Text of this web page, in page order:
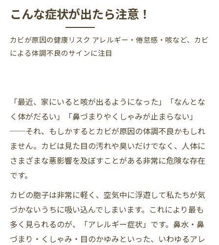
こんな症状が出たら注意！
カビが原因の健康リスク アレルギー・倦怠感・咳など、カビ
による体調不良のサインに注目
「最近、家にいると咳が出るようになった」「なんとな
く体がだるい」「鼻づまりやくしゃみが止まらない」
──それ、もしかするとカビが原因の体調不良かもしれ
ません。カビは見た目の汚れや臭いだけでなく、人体に
さまざまな悪影響を及ぼすことがある非常に危険な存在
です。
カビの胞子は非常に軽く、空気中に浮遊して私たちが気
づかないうちに吸い込んでしまいます。これにより最も
多く見られるのが、「アレルギー症状」です。鼻水・鼻
づまり・くしゃみ・目のかゆみといった、いわゆるアレ